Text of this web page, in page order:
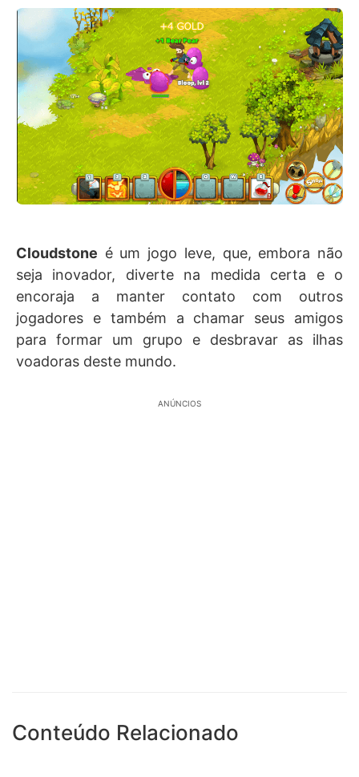
Cloudstone é um jogo leve, que, embora não
seja inovador, diverte na medida certa e o
encoraja a manter contato com outros
jogadores e também a chamar seus amigos
para formar um grupo e desbravar as ilhas
voadoras deste mundo.
ANÚNCIOS
Conteúdo Relacionado